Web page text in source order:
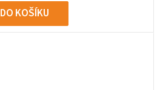
DO KOŠÍKU